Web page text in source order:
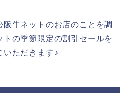
牛ネットのお店のことを調
の季節限定の割引セールを
いただきます♪